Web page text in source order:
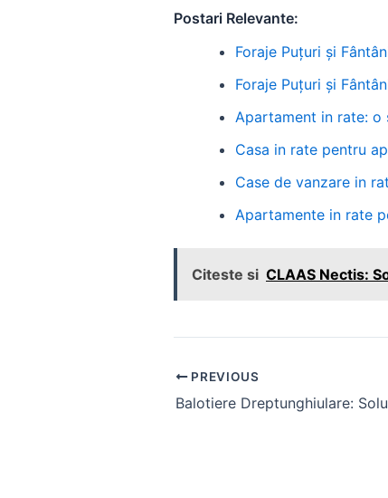
Postari Relevante:
Foraje Puțuri și
Foraje Puțuri și
Apartament in rate: o
Casa in rate pentru
Case de vanzare in
Apartamente in rate
Citeste si CLAAS Nectis:
Post
navigation
PREVIOUS